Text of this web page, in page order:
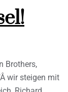
Brothers,
wir steigen mit